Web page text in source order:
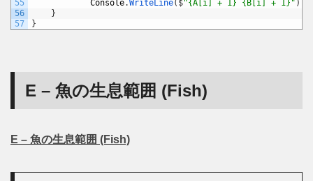
55
56
57
Console.WriteLine( $"{A[i] + 1} {B[i] + 1}" )
}
}
E – 魚の生息範囲 (Fish)
E – 魚の生息範囲 (Fish)